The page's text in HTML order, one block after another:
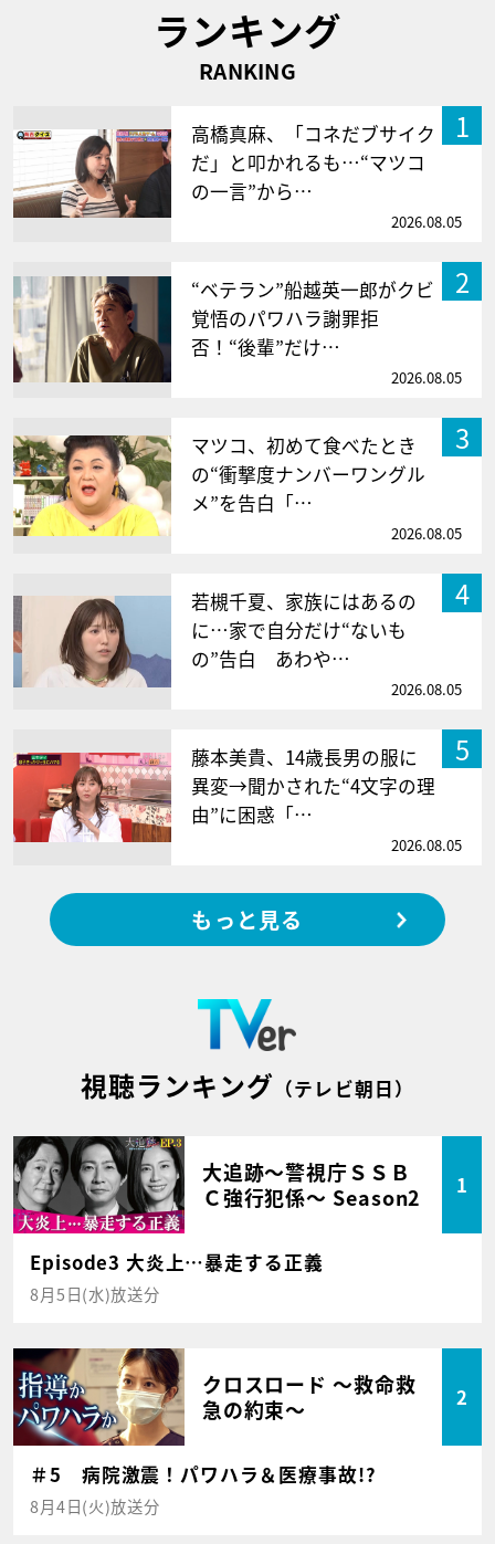
ランキング
RANKING
1
高橋真麻、「コネだブサイク
だ」と叩かれるも…“マツコ
の一言”から…
2026.08.05
2
“ベテラン”船越英一郎がクビ
覚悟のパワハラ謝罪拒
否！“後輩”だけ…
2026.08.05
3
マツコ、初めて食べたとき
の“衝撃度ナンバーワングル
メ”を告白「…
2026.08.05
4
若槻千夏、家族にはあるの
に…家で自分だけ“ないも
の”告白 あわや…
2026.08.05
5
藤本美貴、14歳長男の服に
異変→聞かされた“4文字の理
由”に困惑「…
2026.08.05
もっと見る
視聴ランキング （テレビ朝日）
大追跡～警視庁ＳＳＢ
Ｃ強行犯係～ Season2
1
Episode3 大炎上…暴走する正義
8月5日(水)放送分
クロスロード ～救命救
急の約束～
2
＃5 病院激震！パワハラ＆医療事故!?
8月4日(火)放送分